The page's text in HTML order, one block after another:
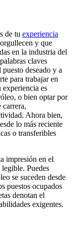
de tu experiencia
y que
en la industria del
claves
deseado y a
para trabajar en
es
o bien optar por
Ahora bien,
lo más reciente
o transferibles
impresión en el
Puedes
se suceden desde
puestos ocupados
denotan el
exigentes.